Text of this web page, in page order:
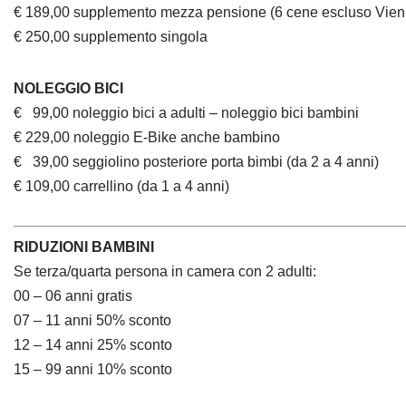
€ 189,00 supplemento mezza pensione (6 cene escluso
€ 250,00 supplemento singola
NOLEGGIO BICI
€ 99,00 noleggio bici a adulti – noleggio bici bambini
€ 229,00 noleggio E-Bike anche bambino
€ 39,00 seggiolino posteriore porta bimbi (da 2 a 4 anni)
€ 109,00 carrellino (da 1 a 4 anni)
RIDUZIONI BAMBINI
Se terza/quarta persona in camera con 2 adulti:
00 – 06 anni gratis
07 – 11 anni 50% sconto
12 – 14 anni 25% sconto
15 – 99 anni 10% sconto